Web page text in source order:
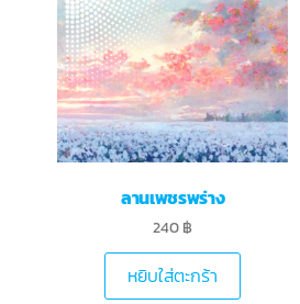
ลานเพชรพร่าง
240 ฿
หยิบใส่ตะกร้า